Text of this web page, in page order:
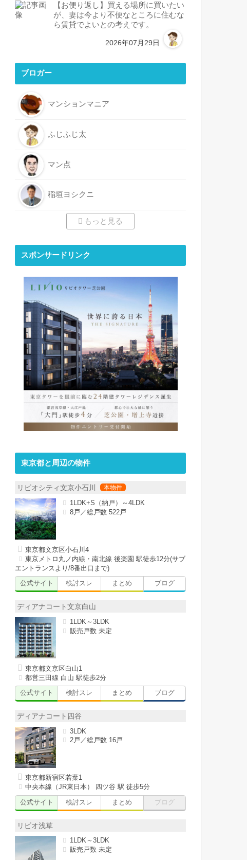
【お便り返し】買える場所に買いたい
が、妻は今より不便なところに住むな
ら賃貸でよいとの考えです。
2026年07月29日
ブロガー
マンションマニア
ふじふじ太
マン点
稲垣ヨシクニ
もっと見る
スポンサードリンク
東京都と周辺の物件
リビオシティ文京小石川
1LDK+S（納戸）～4LDK
8戸／総戸数 522戸
東京都文京区小石川4
東京メトロ丸ノ内線・南北線 後楽園 駅徒歩12分(サブ
エントランスより/8番出口まで)
公式サイト
検討スレ まとめ ブログ
ディアナコート文京白山
1LDK～3LDK
販売戸数 未定
東京都文京区白山1
都営三田線 白山 駅徒歩2分
公式サイト
検討スレ まとめ ブログ
ディアナコート四谷
3LDK
2戸／総戸数 16戸
東京都新宿区若葉1
中央本線（JR東日本） 四ツ谷 駅 徒歩5分
公式サイト
検討スレ まとめ ブログ
リビオ浅草
1LDK～3LDK
販売戸数 未定